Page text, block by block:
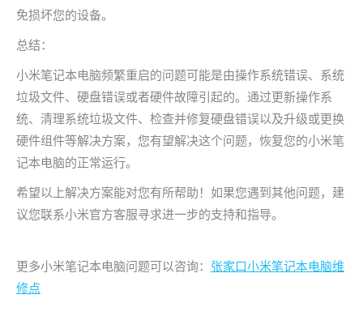
免损坏您的设备。
总结：
小米笔记本电脑频繁重启的问题可能是由操作系统错误、系统
垃圾文件、硬盘错误或者硬件故障引起的。通过更新操作系
统、清理系统垃圾文件、检查并修复硬盘错误以及升级或更换
硬件组件等解决方案，您有望解决这个问题，恢复您的小米笔
记本电脑的正常运行。
希望以上解决方案能对您有所帮助！如果您遇到其他问题，建
议您联系小米官方客服寻求进一步的支持和指导。
更多小米笔记本电脑问题可以咨询： 张家口小米笔记本电脑维
修点